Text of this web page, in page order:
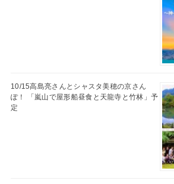
10/15高島亮さんとシャスタ美穂の京さん
ぽ！ 「嵐山で屋形船昼食と天龍寺と竹林」予
定